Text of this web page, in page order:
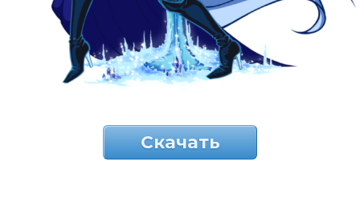
Скачать